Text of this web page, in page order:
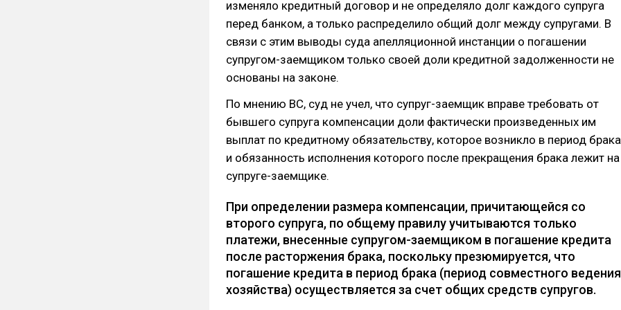
изменяло кредитный договор и не определяло долг каждого супруга
перед банком, а только распределило общий долг между супругами. В
связи с этим выводы суда апелляционной инстанции о погашении
супругом-заемщиком только своей доли кредитной задолженности не
основаны на законе.
По мнению ВС, суд не учел, что супруг-заемщик вправе требовать от
бывшего супруга компенсации доли фактически произведенных им
выплат по кредитному обязательству, которое возникло в период брака
и обязанность исполнения которого после прекращения брака лежит на
супруге-заемщике.
При определении размера компенсации, причитающейся со
второго супруга, по общему правилу учитываются только
платежи, внесенные супругом-заемщиком в погашение кредита
после расторжения брака, поскольку презюмируется, что
погашение кредита в период брака (период совместного ведения
хозяйства) осуществляется за счет общих средств супругов.